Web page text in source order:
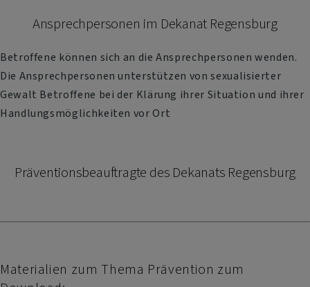
Ansprechpersonen im Dekanat Regensburg
Betroffene können sich an die Ansprechpersonen wenden.
Die Ansprechpersonen unterstützen von sexualisierter
Gewalt Betroffene bei der Klärung ihrer Situation und ihrer
Handlungsmöglichkeiten vor Ort
Präventionsbeauftragte des Dekanats Regensburg
Materialien zum Thema Prävention zum